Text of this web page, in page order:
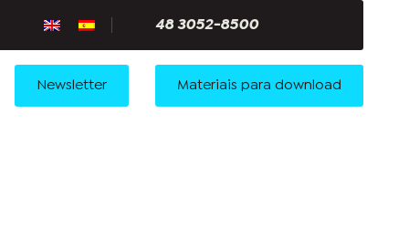
48 3052-8500
Newsletter Materiais para download